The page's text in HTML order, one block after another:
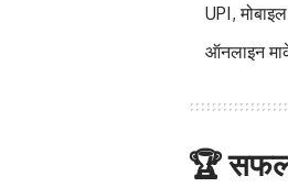
UPI,
ऑनलाइन
🏆